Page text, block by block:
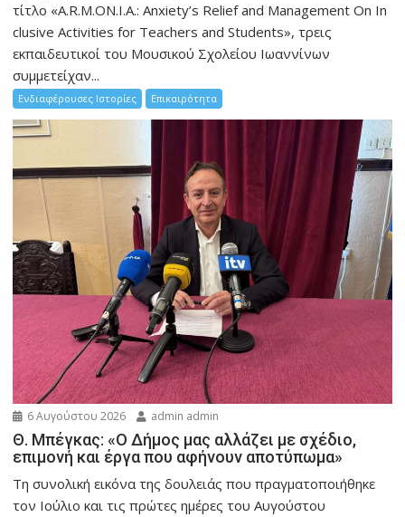
τίτλο «A.R.M.ON.I.A.: Anxiety’s Relief and Management On In
clusive Activities for Teachers and Students», τρεις
εκπαιδευτικοί του Μουσικού Σχολείου Ιωαννίνων
συμμετείχαν...
Ενδιαφέρουσες Ιστορίες Επικαιρότητα
6 Αυγούστου 2026 admin admin
Θ. Μπέγκας: «Ο Δήμος μας αλλάζει με σχέδιο,
επιμονή και έργα που αφήνουν αποτύπωμα»
Τη συνολική εικόνα της δουλειάς που πραγματοποιήθηκε
τον Ιούλιο και τις πρώτες ημέρες του Αυγούστου